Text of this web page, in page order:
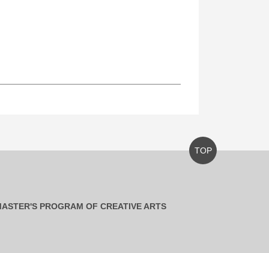
PROGRAM OF CREATIVE ARTS
TOP